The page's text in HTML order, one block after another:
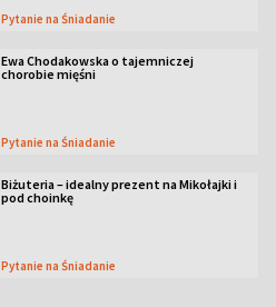
Pytanie na Śniadanie
Ewa Chodakowska o tajemniczej
chorobie mięśni
Pytanie na Śniadanie
Biżuteria – idealny prezent na Mikołajki i
pod choinkę
Pytanie na Śniadanie